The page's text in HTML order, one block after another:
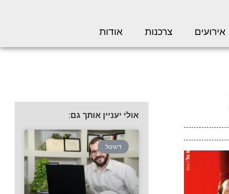
אירועים צרכנות אודות
אולי יעניין אותך גם:
דיגיטל